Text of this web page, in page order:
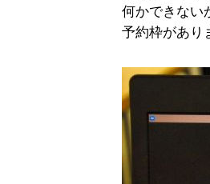
何かできない
予約枠があり